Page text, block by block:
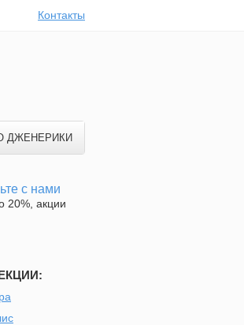
Контакты
ДЖЕНЕРИКИ
с нами
20%, акции